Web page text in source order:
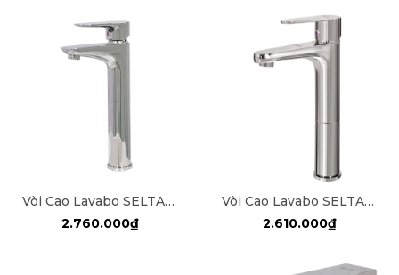
Vòi Cao Lavabo SELTA SL-4018
2.760.000₫
Vòi Cao Lavabo SELTA SL-4024
2.610.000₫